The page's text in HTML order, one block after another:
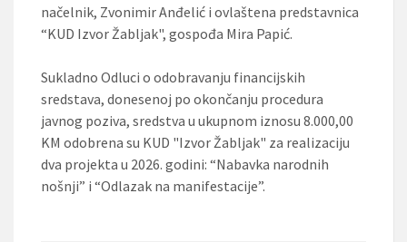
načelnik, Zvonimir Anđelić i ovlaštena predstavnica
“KUD Izvor Žabljak", gospođa Mira Papić.
Sukladno Odluci o odobravanju financijskih
sredstava, donesenoj po okončanju procedura
javnog poziva, sredstva u ukupnom iznosu 8.000,00
KM odobrena su KUD "Izvor Žabljak" za realizaciju
dva projekta u 2026. godini: “Nabavka narodnih
nošnji” i “Odlazak na manifestacije”.